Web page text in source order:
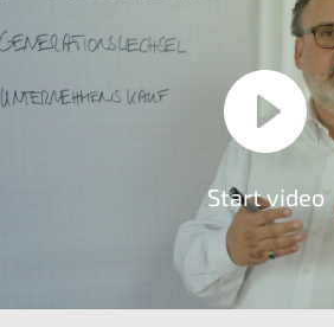
Start video